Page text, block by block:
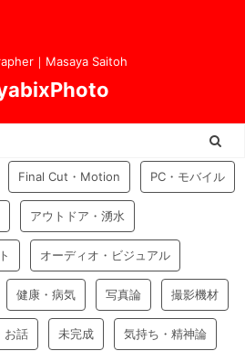
｜Masaya Saitoh
Final Cut・Motion PC・モバイル
アウトドア・湧水
オーディオ・ビジュアル
健康・病気 写真論 撮影機材
お話 未完成 気持ち・精神論